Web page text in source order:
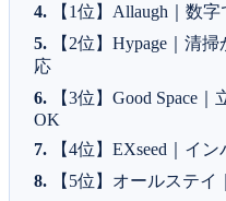
【1位】Allaugh｜数
【2位】Hypage｜清
応
【3位】Good Space
OK
【4位】EXseed｜イ
【5位】オールステ